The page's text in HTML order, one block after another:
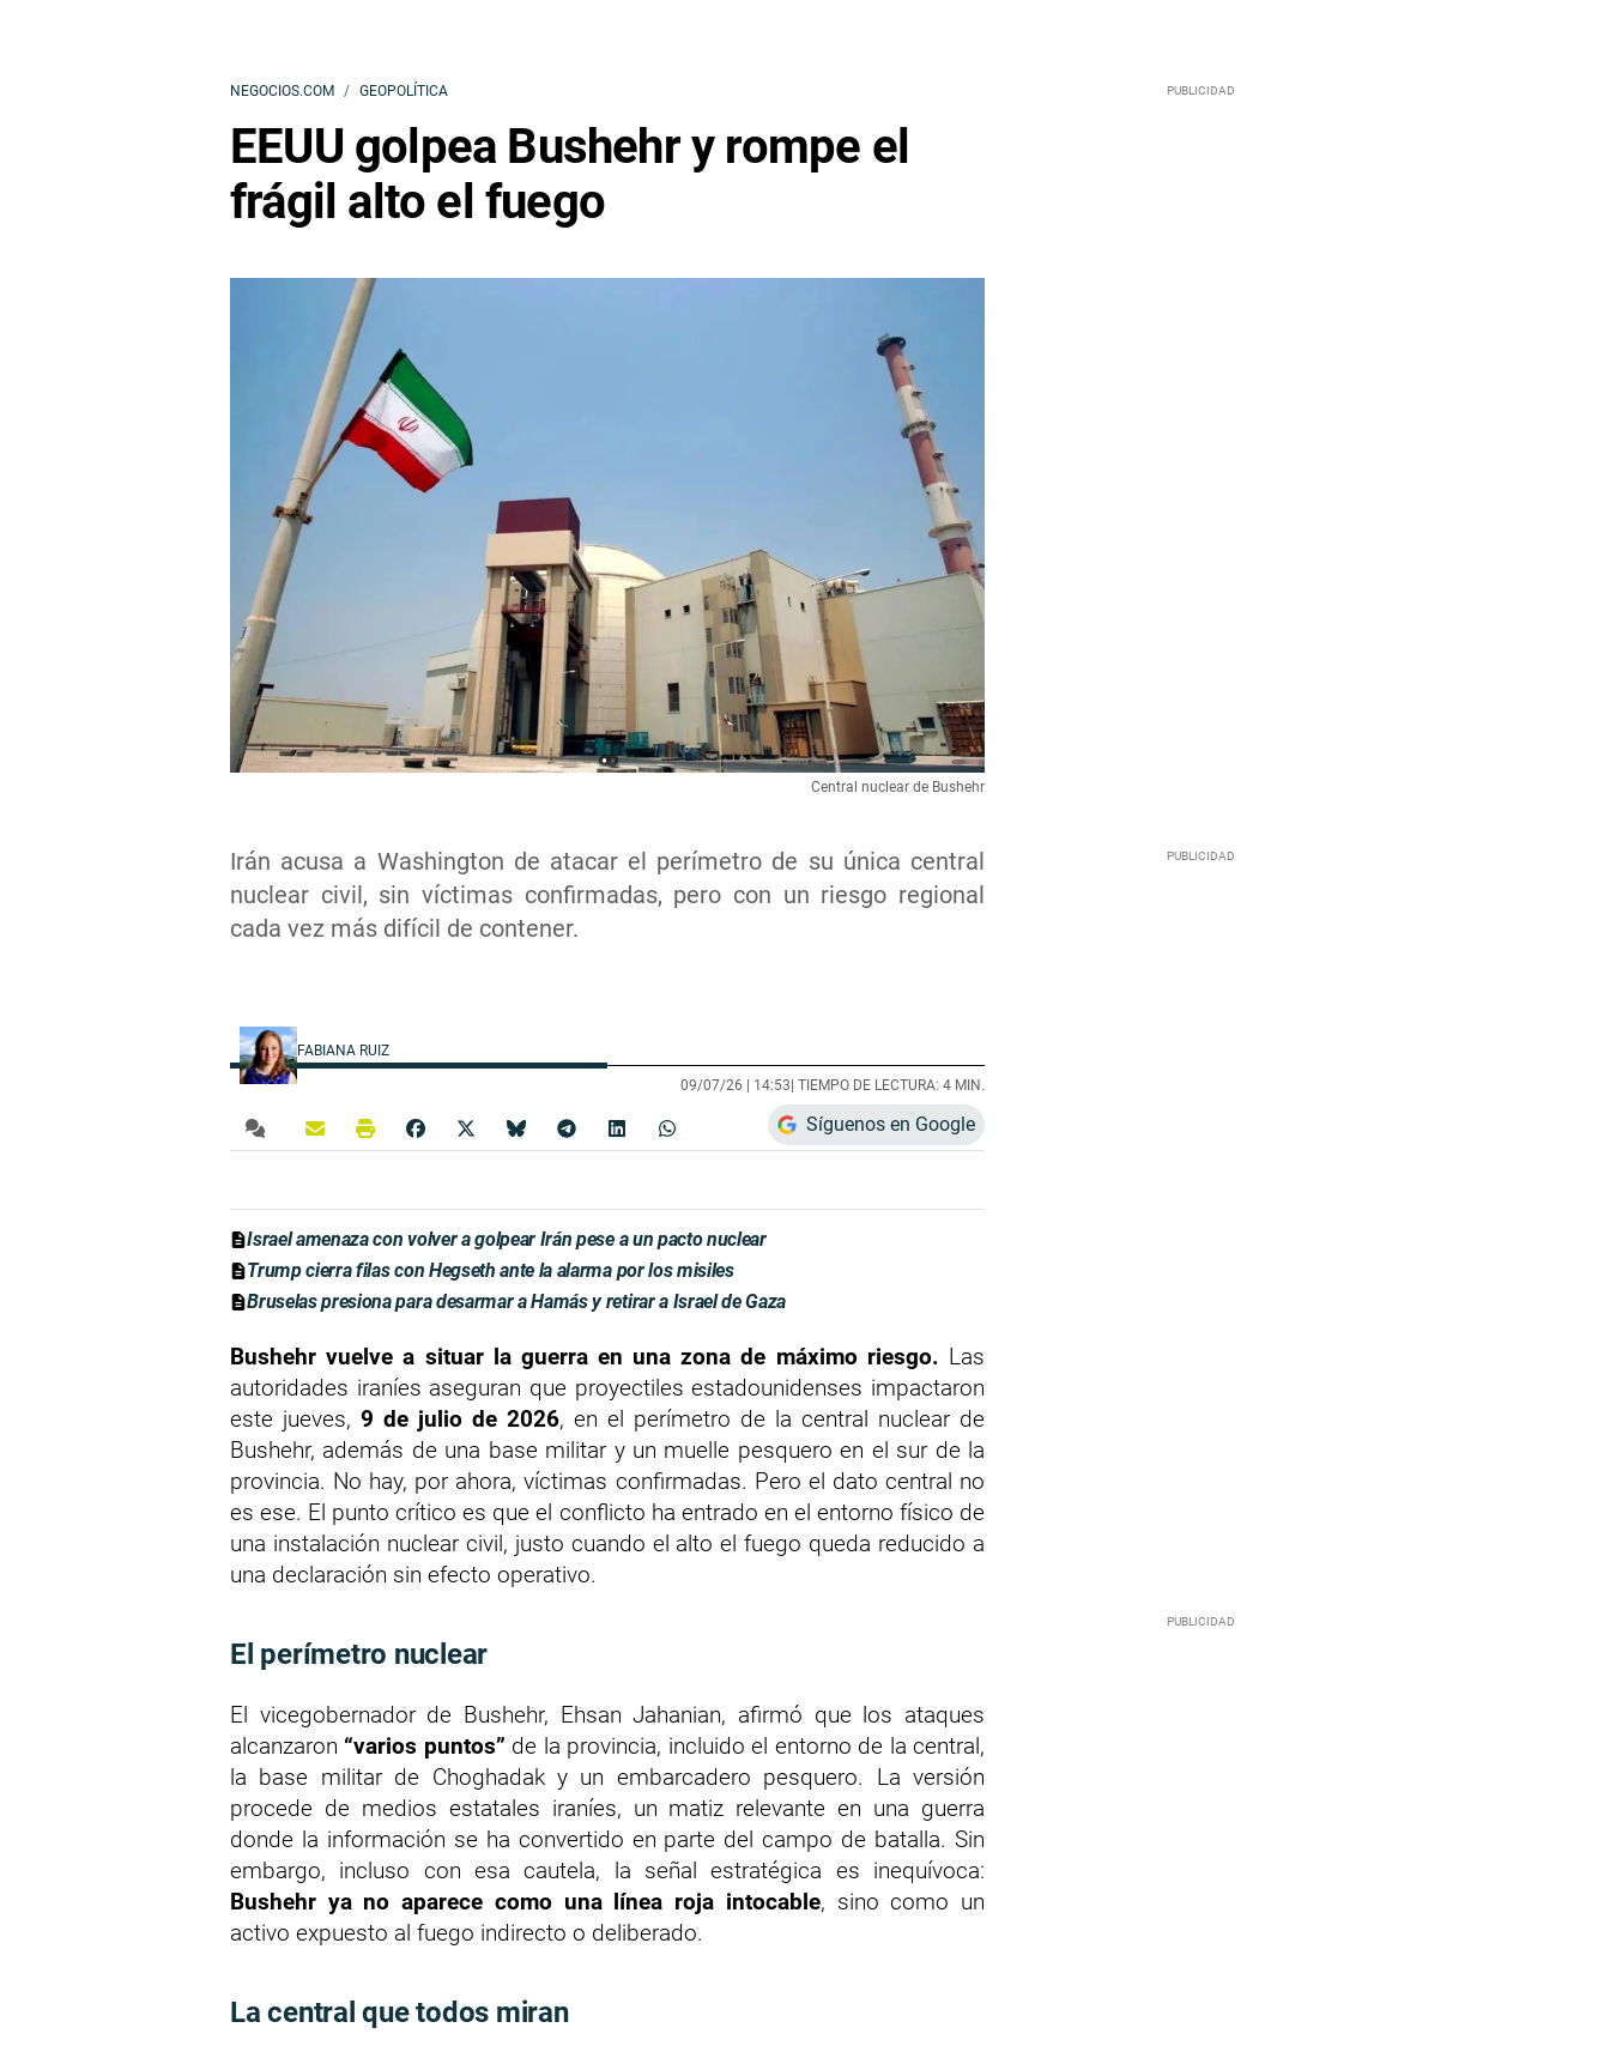
NEGOCIOS.COM GEOPOLÍTICA
EEUU golpea Bushehr y rompe el
frágil alto el fuego
Irán acusa a Washington de atacar el perímetro de su única central
nuclear civil, sin víctimas confirmadas, pero con un riesgo regional
cada vez más difícil de contener.
Central nuclear de Bushehr
FABIANA RUIZ
09/07/26 | 14:53 | TIEMPO DE LECTURA: 4 MIN.
Síguenos en Google
Israel amenaza con volver a golpear Irán pese a un pacto nuclear
Trump cierra filas con Hegseth ante la alarma por los misiles
Bruselas presiona para desarmar a Hamás y retirar a Israel de Gaza
Bushehr vuelve a situar la guerra en una zona de máximo riesgo. Las
autoridades iraníes aseguran que proyectiles estadounidenses impactaron
este jueves, 9 de julio de 2026, en el perímetro de la central nuclear de
Bushehr, además de una base militar y un muelle pesquero en el sur de la
provincia. No hay, por ahora, víctimas confirmadas. Pero el dato central no
es ese. El punto crítico es que el conflicto ha entrado en el entorno físico de
una instalación nuclear civil, justo cuando el alto el fuego queda reducido a
una declaración sin efecto operativo.
El perímetro nuclear
El vicegobernador de Bushehr, Ehsan Jahanian, afirmó que los ataques
alcanzaron “varios puntos” de la provincia, incluido el entorno de la central,
la base militar de Choghadak y un embarcadero pesquero. La versión
procede de medios estatales iraníes, un matiz relevante en una guerra
donde la información se ha convertido en parte del campo de batalla. Sin
embargo, incluso con esa cautela, la señal estratégica es inequívoca:
Bushehr ya no aparece como una línea roja intocable, sino como un
activo expuesto al fuego indirecto o deliberado.
La central que todos miran